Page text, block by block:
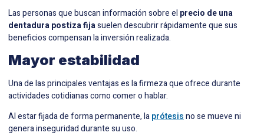
Las personas que buscan información sobre el precio de una
dentadura postiza fijasuelen descubrir rápidamente que sus
beneficios compensan la inversión realizada.
Mayor estabilidad
Una de las principales ventajas es la firmeza que ofrece durante
actividades cotidianas como comer o hablar.
Al estar fijada de forma permanente, laprótesisno se mueve ni
genera inseguridad durante su uso.